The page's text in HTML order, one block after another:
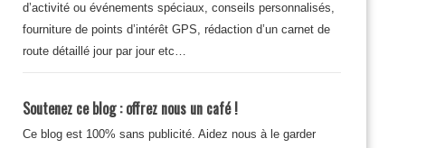
d’activité ou événements spéciaux, conseils personnalisés,
fourniture de points d’intérêt GPS, rédaction d’un carnet de
route détaillé jour par jour etc…
Soutenez ce blog : offrez nous un café !
Ce blog est 100% sans publicité. Aidez nous à le garder